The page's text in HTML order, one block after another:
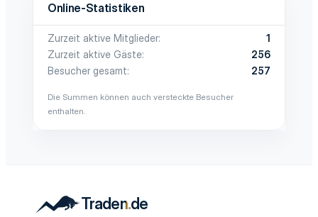
Online-Statistiken
Zurzeit aktive Mitglieder
1
Zurzeit aktive Gäste
256
Besucher gesamt
257
Die Summen können auch versteckte Besucher
enthalten.